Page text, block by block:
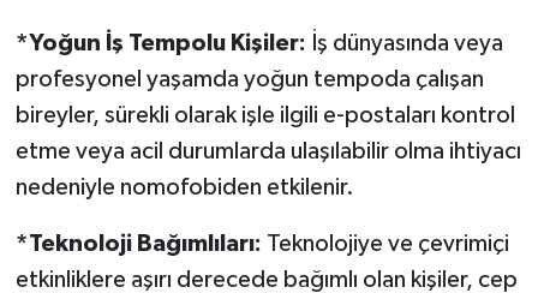
*Yoğun İş Tempolu Kişiler: İş dünyasında veya
profesyonel yaşamda yoğun tempoda çalışan
bireyler, sürekli olarak işle ilgili e-postaları kontrol
etme veya acil durumlarda ulaşılabilir olma ihtiyacı
nedeniyle nomofobiden etkilenir.
*Teknoloji Bağımlıları: Teknolojiye ve çevrimiçi
etkinliklere aşırı derecede bağımlı olan kişiler, cep